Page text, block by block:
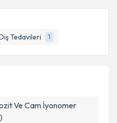
Tedavileri 1
posta ile bilgilendireceğiz.
verilerimin belirtilen
kabul ediyorum.
Ve Cam İyonomer